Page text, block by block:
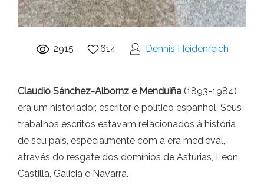
2915 614 Dennis Heidenreich
Claudio Sánchez-Albornz e Menduiña (1893-1984)
era um historiador, escritor e político espanhol. Seus
trabalhos escritos estavam relacionados à história
de seu país, especialmente com a era medieval,
através do resgate dos domínios de Asturias, León,
Castilla, Galicia e Navarra.